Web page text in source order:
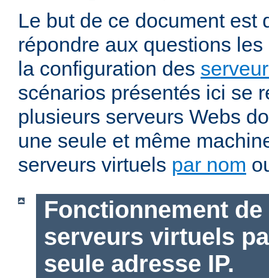
Le but de ce document est
répondre aux questions
la configuration des
scénarios présentés ici se
plusieurs serveurs Webs
une seule et même
serveurs virtuels par nom
Fonctionnement
serveurs virtuels
seule adresse IP.